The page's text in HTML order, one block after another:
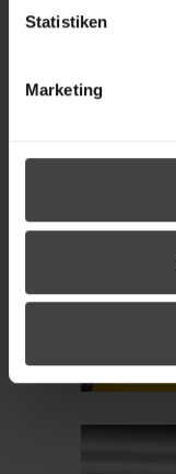
Statistiken
Marketing